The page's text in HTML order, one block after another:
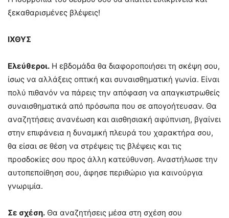
ξεκαθαρισμένες βλέψεις!
ΙΧΘΥΣ
Ελεύθεροι. Η εβδομάδα θα διαφοροποιήσει τη σκέψη σου,
ίσως να αλλάξεις οπτική και συναισθηματική γωνία. Είναι
πολύ πιθανόν να πάρεις την απόφαση να απαγκιστρωθείς
συναισθηματικά από πρόσωπα που σε απογοήτευσαν. Θα
αναζητήσεις ανανέωση και αισθησιακή αφύπνιση, βγαίνει
στην επιφάνεια η δυναμική πλευρά του χαρακτήρα σου,
θα είσαι σε θέση να στρέψεις τις βλέψεις και τις
προσδοκίες σου προς άλλη κατεύθυνση. Αναστήλωσε την
αυτοπεποίθηση σου, άφησε περιθώριο για καινούργια
γνωριμία.
Σε σχέση. Θα αναζητήσεις μέσα στη σχέση σου